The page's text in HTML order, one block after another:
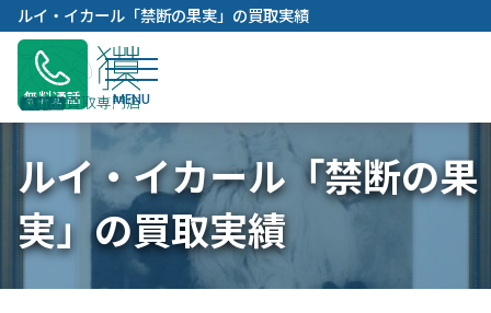
内
容
キ
ッ
プ
ルイ・イカール「禁断の果実」の買取実績
無料通話
ルイ・イカール「禁断の果
実」の買取実績